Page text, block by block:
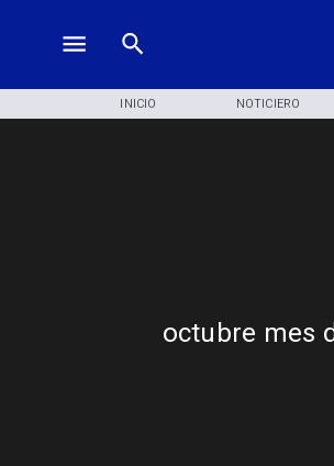
INICIO NOTICIERO
octubre mes